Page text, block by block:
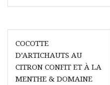
Navigation
de
l’article
COCOTTE
D’ARTICHAUTS AU
CITRON CONFIT ET À LA
MENTHE & DOMAINE